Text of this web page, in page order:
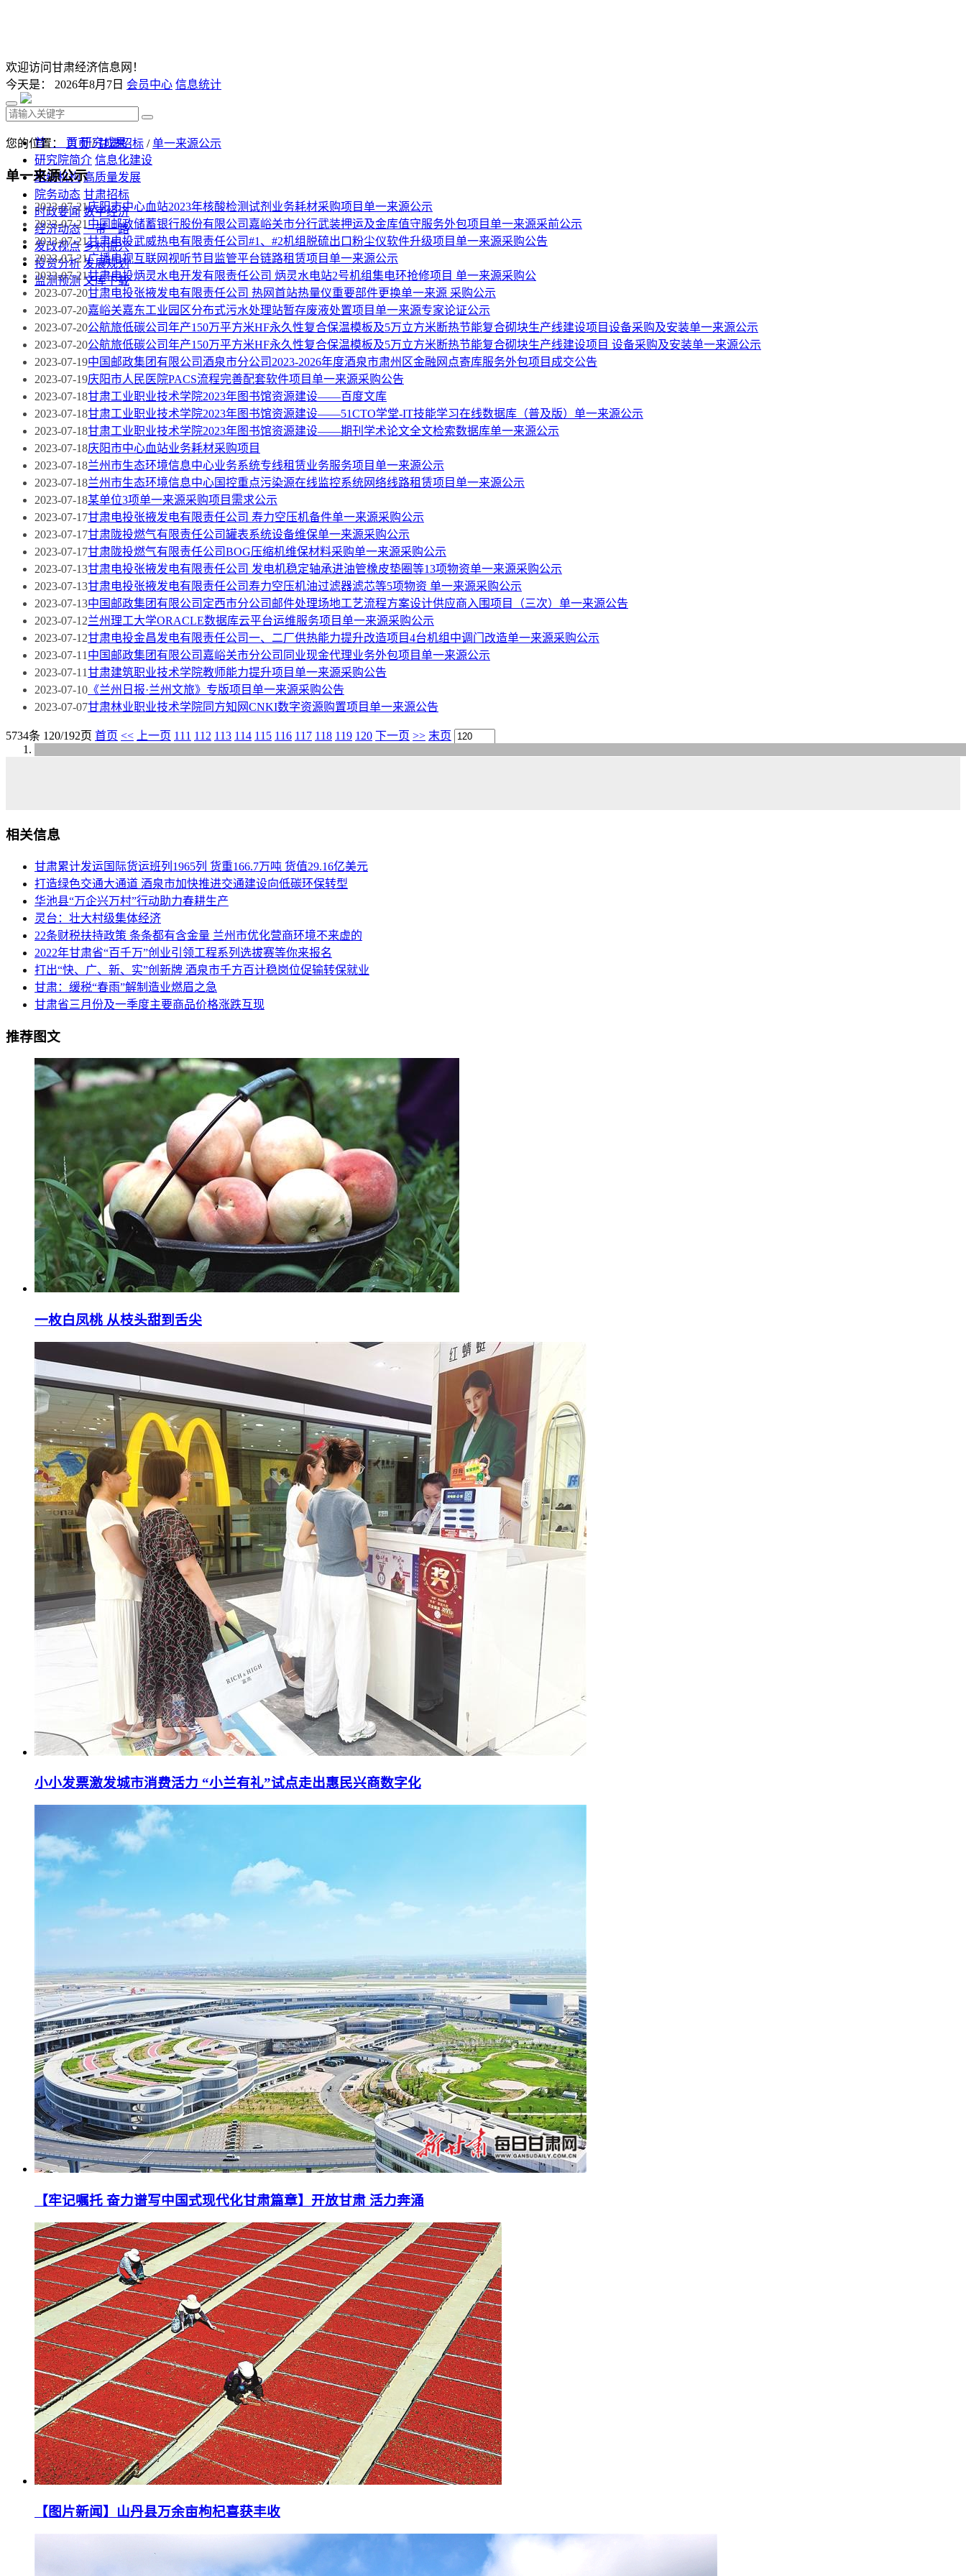
欢迎访问甘肃经济信息网！
今天是： 2026年8月7日 会员中心 信息统计
首 页 研究成果
研究院简介 信息化建设
组织机构 高质量发展
院务动态 甘肃招标
时政要闻 数字经济
经济动态 一带一路
发改视点 乡村振兴
投资分析 发展规划
监测预测 文库下载
您的位置： 首页/甘肃招标 /单一来源公示
单一来源公示
2023-07-21庆阳市中心血站2023年核酸检测试剂业务耗材采购项目单一来源公示
2023-07-21中国邮政储蓄银行股份有限公司嘉峪关市分行武装押运及金库值守服务外包项目单一来源采前公示
2023-07-21甘肃电投武威热电有限责任公司#1、#2机组脱硫出口粉尘仪软件升级项目单一来源采购公告
2023-07-21广播电视互联网视听节目监管平台链路租赁项目单一来源公示
2023-07-21甘肃电投炳灵水电开发有限责任公司 炳灵水电站2号机组集电环抢修项目 单一来源采购公
2023-07-20甘肃电投张掖发电有限责任公司 热网首站热量仪重要部件更换单一来源 采购公示
2023-07-20嘉峪关嘉东工业园区分布式污水处理站暂存废液处置项目单一来源专家论证公示
2023-07-20公航旅低碳公司年产150万平方米HF永久性复合保温模板及5万立方米断热节能复合砌块生产线建设项目设备采购及安装单一来源公示
2023-07-20公航旅低碳公司年产150万平方米HF永久性复合保温模板及5万立方米断热节能复合砌块生产线建设项目 设备采购及安装单一来源公示
2023-07-19中国邮政集团有限公司酒泉市分公司2023-2026年度酒泉市肃州区金融网点寄库服务外包项目成交公告
2023-07-19庆阳市人民医院PACS流程完善配套软件项目单一来源采购公告
2023-07-18甘肃工业职业技术学院2023年图书馆资源建设——百度文库
2023-07-18甘肃工业职业技术学院2023年图书馆资源建设——51CTO学堂-IT技能学习在线数据库（普及版）单一来源公示
2023-07-18甘肃工业职业技术学院2023年图书馆资源建设——期刊学术论文全文检索数据库单一来源公示
2023-07-18庆阳市中心血站业务耗材采购项目
2023-07-18兰州市生态环境信息中心业务系统专线租赁业务服务项目单一来源公示
2023-07-18兰州市生态环境信息中心国控重点污染源在线监控系统网络线路租赁项目单一来源公示
2023-07-18某单位3项单一来源采购项目需求公示
2023-07-17甘肃电投张掖发电有限责任公司 寿力空压机备件单一来源采购公示
2023-07-17甘肃陇投燃气有限责任公司罐表系统设备维保单一来源采购公示
2023-07-17甘肃陇投燃气有限责任公司BOG压缩机维保材料采购单一来源采购公示
2023-07-13甘肃电投张掖发电有限责任公司 发电机稳定轴承进油管橡皮垫圈等13项物资单一来源采购公示
2023-07-13甘肃电投张掖发电有限责任公司寿力空压机油过滤器滤芯等5项物资 单一来源采购公示
2023-07-13中国邮政集团有限公司定西市分公司邮件处理场地工艺流程方案设计供应商入围项目（三次）单一来源公告
2023-07-12兰州理工大学ORACLE数据库云平台运维服务项目单一来源采购公示
2023-07-12甘肃电投金昌发电有限责任公司一、二厂供热能力提升改造项目4台机组中调门改造单一来源采购公示
2023-07-11中国邮政集团有限公司嘉峪关市分公司同业现金代理业务外包项目单一来源公示
2023-07-11甘肃建筑职业技术学院教师能力提升项目单一来源采购公告
2023-07-10 《兰州日报·兰州文旅》专版项目单一来源采购公告
2023-07-07甘肃林业职业技术学院同方知网CNKI数字资源购置项目单一来源公告
5734条 120/192页 首页 << 上一页 111 112 113 114 115 116 117 118 119 120 下一页 >> 末页
相关信息
甘肃累计发运国际货运班列1965列 货重166.7万吨 货值29.16亿美元
打造绿色交通大通道 酒泉市加快推进交通建设向低碳环保转型
华池县“万企兴万村”行动助力春耕生产
灵台：壮大村级集体经济
22条财税扶持政策 条条都有含金量 兰州市优化营商环境不来虚的
2022年甘肃省“百千万”创业引领工程系列选拔赛等你来报名
打出“快、广、新、实”创新牌 酒泉市千方百计稳岗位促输转保就业
甘肃：缓税“春雨”解制造业燃眉之急
甘肃省三月份及一季度主要商品价格涨跌互现
推荐图文
一枚白凤桃 从枝头甜到舌尖
小小发票激发城市消费活力 “小兰有礼”试点走出惠民兴商数字化
【牢记嘱托 奋力谱写中国式现代化甘肃篇章】开放甘肃 活力奔涌
【图片新闻】山丹县万余亩枸杞喜获丰收